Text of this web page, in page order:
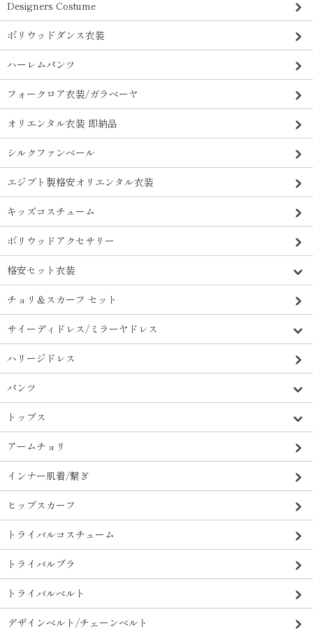
Designers Costume
ボリウッドダンス衣装
ハーレムパンツ
フォークロア衣装/ガラベーヤ
オリエンタル衣装 即納品
シルクファンベール
エジプト製格安オリエンタル衣装
キッズコスチューム
ボリウッドアクセサリー
格安セット衣装
チョリ＆スカーフ セット
サイーディドレス/ミラーヤドレス
ハリージドレス
パンツ
トップス
アームチョリ
インナー肌着/繋ぎ
ヒップスカーフ
トライバルコスチューム
トライバルブラ
トライバルベルト
デザインベルト/チェーンベルト